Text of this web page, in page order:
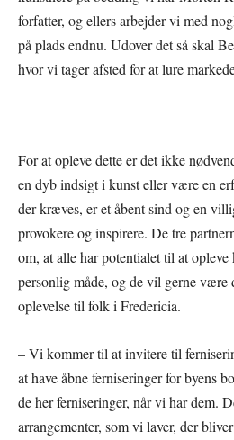
forfatter, og ellers arbejder vi med
på plads endnu. Udover det så skal
hvor vi tager afsted for at lure
For at opleve dette er det ikke
en dyb indsigt i kunst eller være en
der kræves, er et åbent sind og en
provokere og inspirere. De tre
om, at alle har potentialet til at
personlig måde, og de vil gerne være
oplevelse til folk i Fredericia.
– Vi kommer til at invitere til
at have åbne ferniseringer for byens
de her ferniseringer, når vi har dem.
arrangementer, som vi laver, der